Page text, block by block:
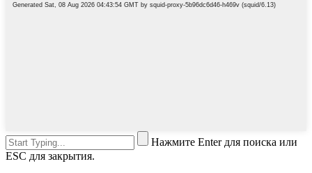
Нажмите Enter для поиска или
ESC для закрытия.